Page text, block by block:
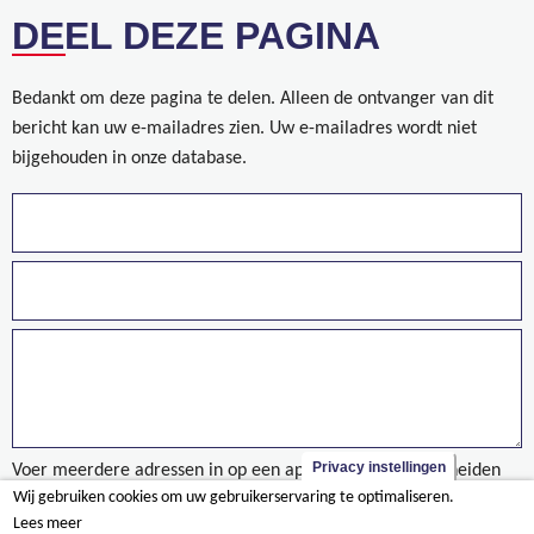
DEEL DEZE PAGINA
Bedankt om deze pagina te delen. Alleen de ontvanger van dit
bericht kan uw e-mailadres zien. Uw e-mailadres wordt niet
bijgehouden in onze database.
Voer meerdere adressen in op een aparte regels of gescheiden
door een komma.
Privacy instellingen
Wij gebruiken cookies om uw gebruikerservaring te optimaliseren.
Lees meer